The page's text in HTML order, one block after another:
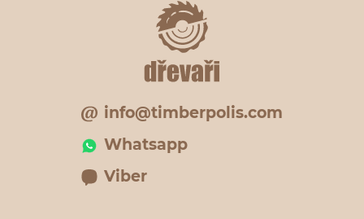
info@timberpolis.com
Whatsapp
Viber